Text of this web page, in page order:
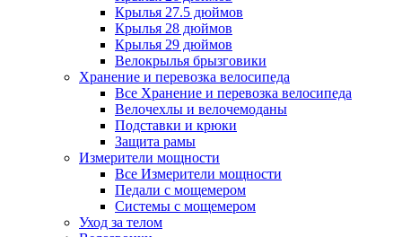
Крылья 27.5 дюймов
Крылья 28 дюймов
Крылья 29 дюймов
Велокрылья брызговики
Хранение и перевозка велосипеда
Все Хранение и перевозка велосипеда
Велочехлы и велочемоданы
Подставки и крюки
Защита рамы
Измерители мощности
Все Измерители мощности
Педали с мощемером
Системы с мощемером
Уход за телом